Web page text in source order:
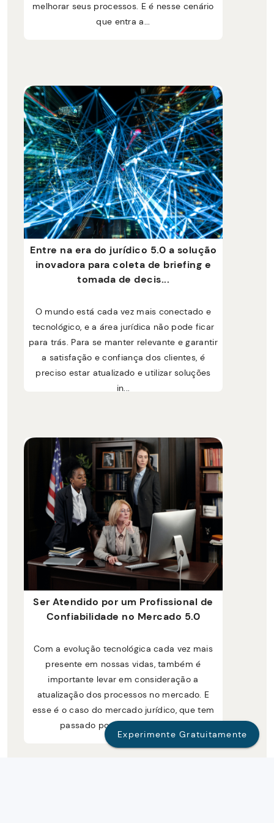
melhorar seus processos. E é nesse cenário
que entra a...
Entre na era do jurídico 5.0 a solução
inovadora para coleta de briefing e
tomada de decis...
O mundo está cada vez mais conectado e
tecnológico, e a área jurídica não pode ficar
para trás. Para se manter relevante e garantir
a satisfação e confiança dos clientes, é
preciso estar atualizado e utilizar soluções
in...
Ser Atendido por um Profissional de
Confiabilidade no Mercado 5.0
Com a evolução tecnológica cada vez mais
presente em nossas vidas, também é
importante levar em consideração a
atualização dos processos no mercado. E
esse é o caso do mercado jurídico, que tem
passado por uma verdadeira...
Experimente Gratuitamente